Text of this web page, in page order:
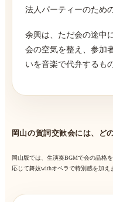
法人パーティーのため
余興は、ただ会の途中
会の空気を整え、参加
いを音楽で代弁するも
岡山の賀詞交歓会には、ど
岡山版では、生演奏BGMで会の品格
応じて舞妓withオペラで特別感を加え